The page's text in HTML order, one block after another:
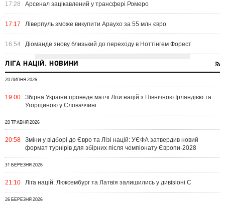
17:28 Арсенал зацікавлений у трансфері Ромеро
17:17 Ліверпуль зможе викупити Араухо за 55 млн євро
16:54 Діоманде знову близький до переходу в Ноттінгем Форест
ЛІГА НАЦІЙ. НОВИНИ
20 ЛИПНЯ 2026
19:00
Збірна України проведе матчі Ліги націй з Північною Ірландією та
Угорщиною у Словаччині
20 ТРАВНЯ 2026
20:58
Зміни у відборі до Євро та Лізі націй: УЄФА затвердив новий
формат турнірів для збірних після чемпіонату Європи-2028
31 БЕРЕЗНЯ 2026
21:10 Ліга націй: Люксембург та Латвія залишились у дивізіоні С
26 БЕРЕЗНЯ 2026